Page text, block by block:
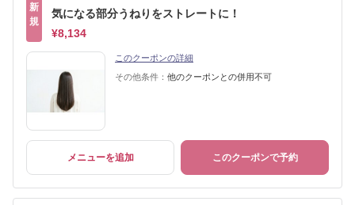
新
規
気になる部分うねりをストレートに！
¥8,134
このクーポンの詳細
その他条件： 他のクーポンとの併用不可
メニューを追加 このクーポンで予約